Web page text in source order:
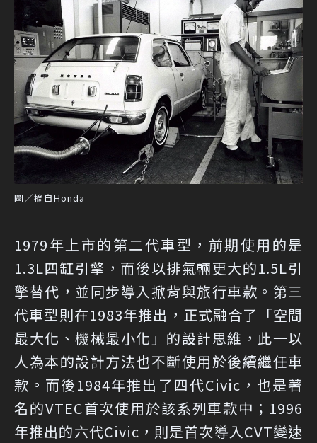
圖／摘自Honda
1979年上市的第二代車型，前期使用的是
1.3L四缸引擎，而後以排氣輛更大的1.5L引
擎替代，並同步導入掀背與旅行車款。第三
代車型則在1983年推出，正式融合了「空間
最大化、機械最小化」的設計思維，此一以
人為本的設計方法也不斷使用於後續繼任車
款。而後1984年推出了四代Civic，也是著
名的VTEC首次使用於該系列車款中；1996
年推出的六代Civic，則是首次導入CVT變速